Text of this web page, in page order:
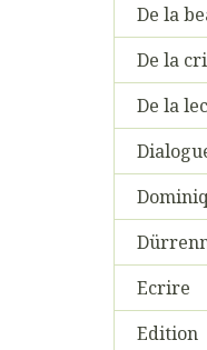
De la
De la
De la
Ecrire
Edition